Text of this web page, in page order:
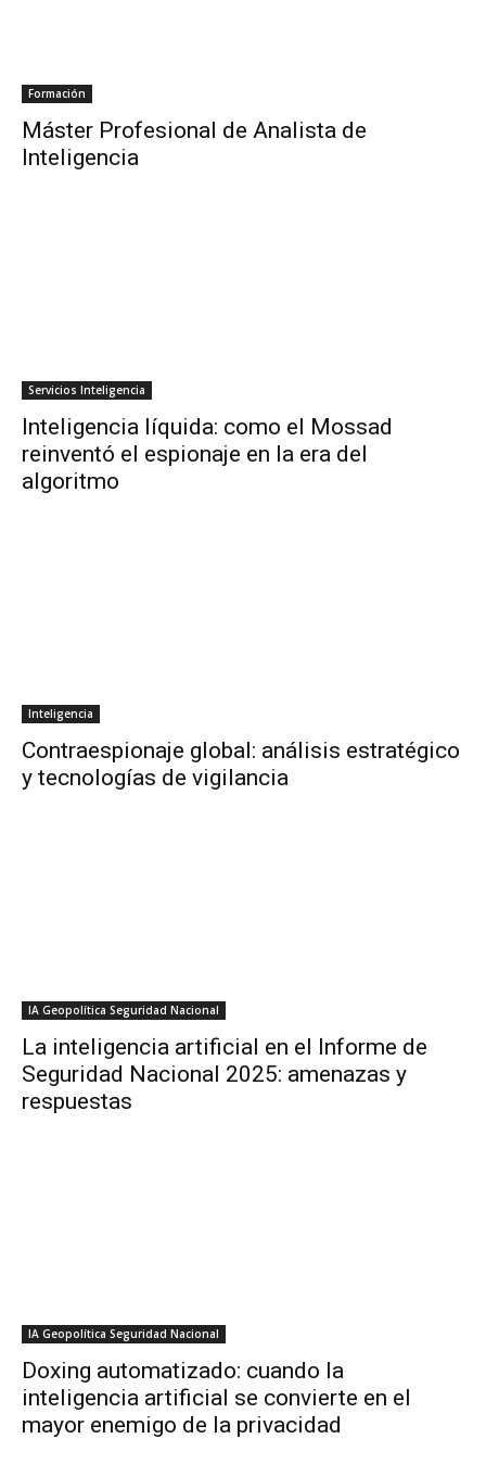
Formación
Máster Profesional de Analista de
Inteligencia
Servicios Inteligencia
Inteligencia líquida: como el Mossad
reinventó el espionaje en la era del
algoritmo
Inteligencia
Contraespionaje global: análisis estratégico
y tecnologías de vigilancia
IA Geopolítica Seguridad Nacional
La inteligencia artificial en el Informe de
Seguridad Nacional 2025: amenazas y
respuestas
IA Geopolítica Seguridad Nacional
Doxing automatizado: cuando la
inteligencia artificial se convierte en el
mayor enemigo de la privacidad